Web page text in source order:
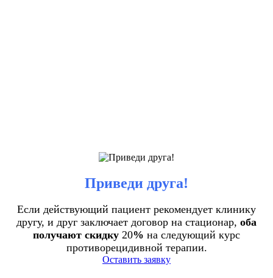
Приведи друга!
Если действующий пациент рекомендует клинику
другу, и друг заключает договор на стационар, оба
получают скидку 20% на следующий курс
противорецидивной терапии.
Оставить заявку